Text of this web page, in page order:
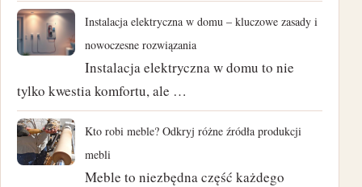
kwiecień 2024
marzec 2024
luty 2024
styczeń 2024
listopad 2023
Instalacja elektryczna w domu – kluczowe zasady i
nowoczesne rozwiązania
Instalacja elektryczna w domu to nie
tylko kwestia komfortu, ale …
Kto robi meble? Odkryj różne źródła produkcji
mebli
Meble to niezbędna część każdego